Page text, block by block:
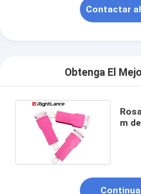
Contactar
Obtenga El
m